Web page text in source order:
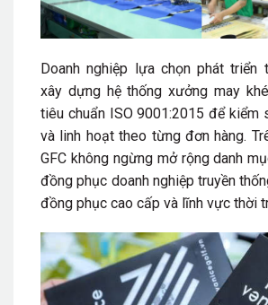
Doanh nghiệp lựa chọn phát triển
xây dựng hệ thống xưởng may
tiêu chuẩn ISO 9001:2015 để kiểm
và linh hoạt theo từng đơn hàng.
GFC không ngừng mở rộng danh
đồng phục doanh nghiệp truyền
đồng phục cao cấp và lĩnh vực thời